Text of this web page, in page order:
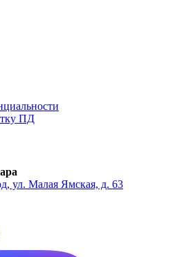
ПД
ул. Малая Ямская, д. 63